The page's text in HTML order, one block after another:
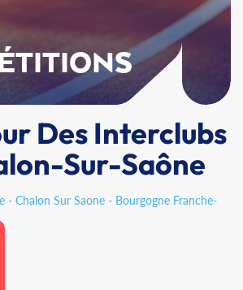
Des Interclubs
Sur-Saône
- Chalon Sur Saone - Bourgogne Franche-